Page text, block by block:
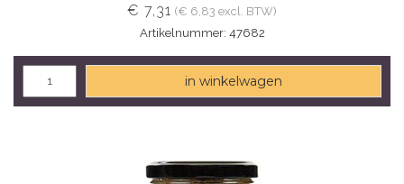
€ 7,31 (€ 6,83 excl. BTW)
Artikelnummer: 47682
in winkelwagen